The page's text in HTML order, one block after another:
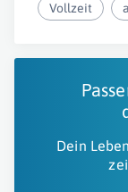
Vollzeit
Dein